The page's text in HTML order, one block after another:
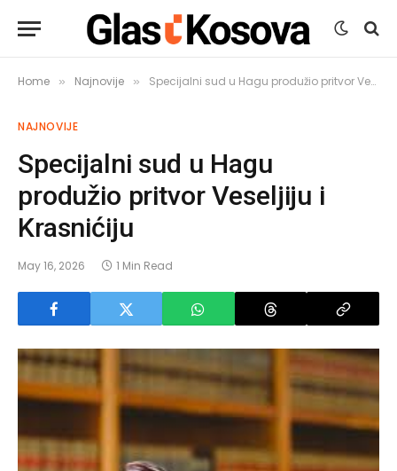
Home » Najnovije » Specijalni sud u Hagu produžio pritvor Veseljiju i Krasnićiju
NAJNOVIJE
Specijalni sud u Hagu
produžio pritvor Veseljiju i
Krasnićiju
May 16, 2026 1 Min Read